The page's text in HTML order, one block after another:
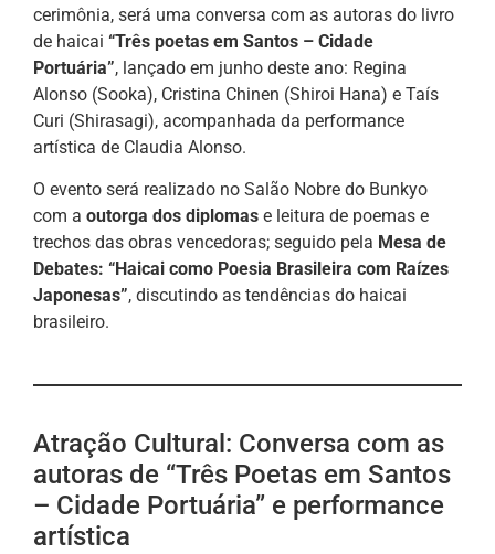
cerimônia, será uma conversa com as autoras do livro
de haicai “Três poetas em Santos – Cidade
Portuária”, lançado em junho deste ano: Regina
Alonso (Sooka), Cristina Chinen (Shiroi Hana) e Taís
Curi (Shirasagi), acompanhada da performance
artística de Claudia Alonso.
O evento será realizado no Salão Nobre do Bunkyo
com a outorga dos diplomas e leitura de poemas e
trechos das obras vencedoras; seguido pela Mesa de
Debates: “Haicai como Poesia Brasileira com Raízes
Japonesas”, discutindo as tendências do haicai
brasileiro.
Atração Cultural: Conversa com as
autoras de “Três Poetas em Santos
– Cidade Portuária” e performance
artística